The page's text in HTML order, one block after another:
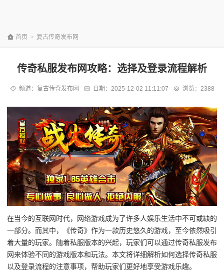
首页 > 复古传奇发布网
传奇私服发布网攻略：选择及登录流程解析
频道： 复古传奇发布网 日期： 2025-12-02 11:11:07 浏览：2388
在当今的互联网时代，网络游戏成为了许多人娱乐生活中不可或缺的
一部分。而其中，《传奇》作为一款历史悠久的游戏，至今依然吸引
着大量的玩家。随着私服版本的兴起，玩家们可以通过传奇私服发布
网来体验不同的游戏版本和玩法。本文将详细解析如何选择传奇私服
以及登录流程的注意事项，帮助玩家们更好地享受游戏乐趣。